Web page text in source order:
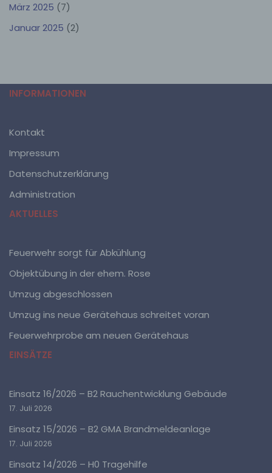
März 2025 (7)
Januar 2025 (2)
INFORMATIONEN
Kontakt
Impressum
Datenschutzerklärung
Administration
AKTUELLES
Feuerwehr sorgt für Abkühlung
Objektübung in der ehem. Rose
Umzug abgeschlossen
Umzug ins neue Gerätehaus schreitet voran
Feuerwehrprobe am neuen Gerätehaus
EINSÄTZE
Einsatz 16/2026 – B2 Rauchentwicklung Gebäude
17. Juli 2026
Einsatz 15/2026 – B2 GMA Brandmeldeanlage
17. Juli 2026
Einsatz 14/2026 – H0 Tragehilfe
kann.
identifizierbare natürliche Person, deren
personenbezogene Daten von dem für die Verarbeitung
automatisierter Verfahren ausgeführte Vorgang oder
personenbezogenen Daten wie das Erheben, das
Erfassen, die Organisation, das Ordnen, die
Speicherung, die Anpassung oder Veränderung, das
andere Form der Bereitstellung, den Abgleich oder die
Verknüpfung, die Einschränkung, das Löschen oder die
Vernichtung.
Einschränkung der Verarbeitung ist die Markierung
ihre künftige Verarbeitung einzuschränken.
e) Profiling
personenbezogener Daten, die darin besteht, dass
diese personenbezogenen Daten verwendet werden,
natürliche Person beziehen, zu bewerten,